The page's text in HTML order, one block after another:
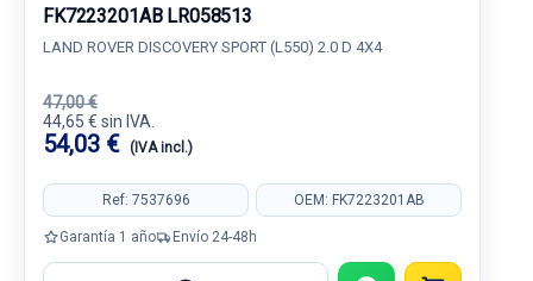
FK7223201AB LR058513
LAND ROVER DISCOVERY SPORT (L550) 2.0 D 4X4
47,00 €
44,65 € sin IVA.
54,03 € (IVA incl.)
Ref: 7537696 OEM: FK7223201AB
Garantía 1 año Envío 24-48h